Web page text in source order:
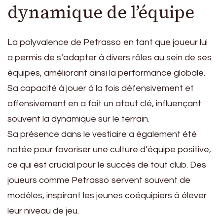
dynamique de l’équipe
La polyvalence de Petrasso en tant que joueur lui
a permis de s’adapter à divers rôles au sein de ses
équipes, améliorant ainsi la performance globale.
Sa capacité à jouer à la fois défensivement et
offensivement en a fait un atout clé, influençant
souvent la dynamique sur le terrain.
Sa présence dans le vestiaire a également été
notée pour favoriser une culture d’équipe positive,
ce qui est crucial pour le succès de tout club. Des
joueurs comme Petrasso servent souvent de
modèles, inspirant les jeunes coéquipiers à élever
leur niveau de jeu.